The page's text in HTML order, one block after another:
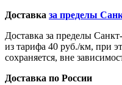
Доставка за пределы
Доставка за пределы
из тарифа 40 руб./км, при
сохраняется, вне
Доставка по России